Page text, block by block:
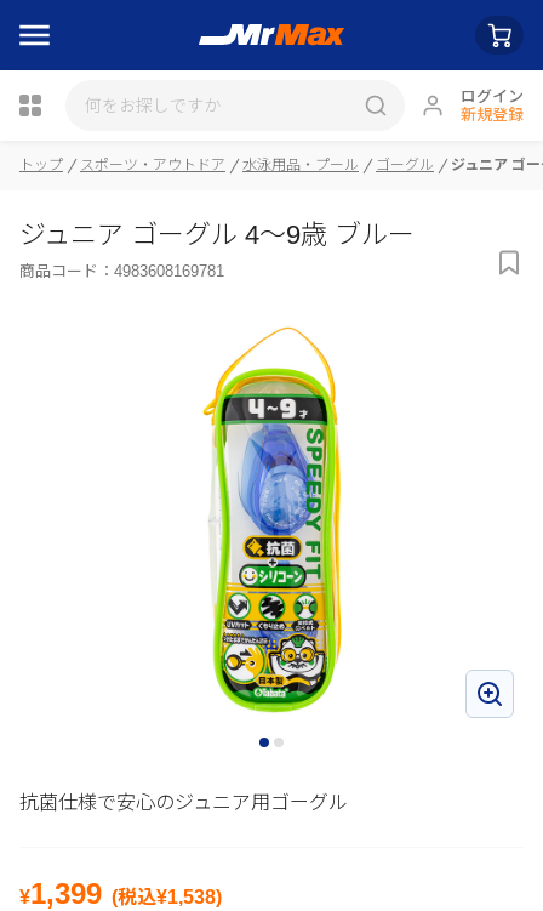
ログイン
新規登録
瓶詰
トップ スポーツ・アウトドア 水泳用品・プール ゴーグル ジュニア ゴ
ジュニア ゴーグル 4～9歳 ブルー
商品コード： 4983608169781
抗菌仕様で安心のジュニア用ゴーグル
¥1,399 (税込¥1,538)